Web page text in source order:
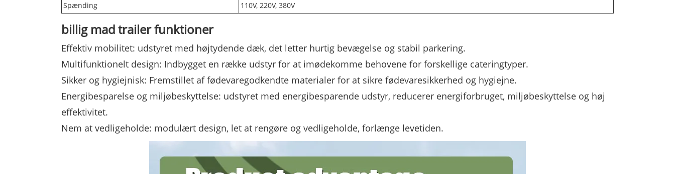
Spænding
110V, 220V, 380V
billig madtrailer funktioner
Effektiv mobilitet: udstyret med højtydende dæk, det letter hurtig bevægelse og stabil parkering.
Multifunktionelt design: Indbygget en række udstyr for at imødekomme behovene for forskellige cateringtyper.
Sikker og hygiejnisk: Fremstillet af fødevaregodkendte materialer for at sikre fødevaresikkerhed og hygiejne.
Energibesparelse og miljøbeskyttelse: udstyret med energibesparende udstyr, reducerer energiforbruget, miljøbeskyttelse og høj
effektivitet.
Nem at vedligeholde: modulært design, let at rengøre og vedligeholde, forlænge levetiden.